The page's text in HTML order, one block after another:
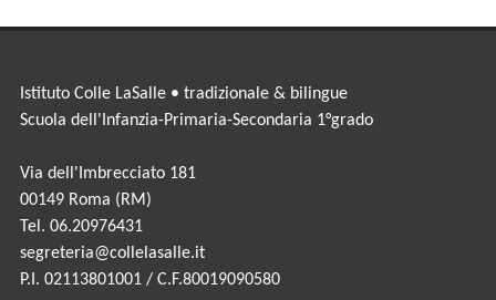
Istituto Colle LaSalle • tradizionale & bilingue
Scuola dell'Infanzia-Primaria-Secondaria 1°grado
Via dell'Imbrecciato 181
00149 Roma (RM)
Tel. 06.20976431
segreteria@collelasalle.it
P.I. 02113801001 / C.F.80019090580